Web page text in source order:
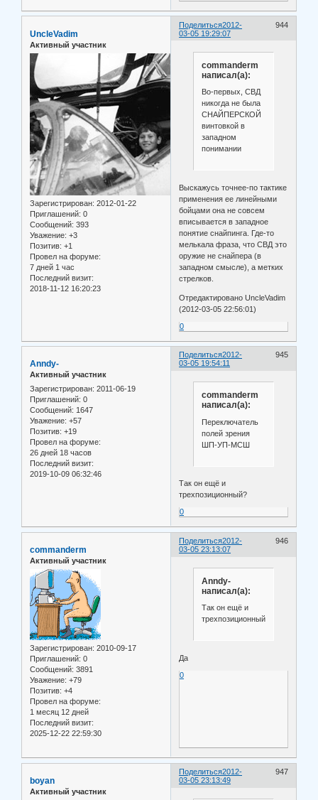
Поделиться 944
2012-
03-05 19:29:07
UncleVadim
Активный участник
Зарегистрирован: 2012-01-22
Приглашений: 0
Сообщений: 393
Уважение: +3
Позитив: +1
Провел на форуме:
7 дней 1 час
Последний визит:
2018-11-12 16:20:23
commanderm
написал(а):
Во-первых, СВД
никогда не была
СНАЙПЕРСКОЙ
винтовкой в
западном
понимании
Выскажусь точнее-по тактике
применения ее линейными
бойцами она не совсем
вписывается в западное
понятие снайпинга. Где-то
мелькала фраза, что СВД это
оружие не снайпера (в
западном смысле), а метких
стрелков.
Отредактировано UncleVadim
(2012-03-05 22:56:01)
0
Поделиться 945
2012-
03-05 19:54:11
Anndy-
Активный участник
Зарегистрирован: 2011-06-19
Приглашений: 0
Сообщений: 1647
Уважение: +57
Позитив: +19
Провел на форуме:
26 дней 18 часов
Последний визит:
2019-10-09 06:32:46
commanderm
написал(а):
Переключатель
полей зрения
ШП-УП-МСШ
Так он ещё и
трехпозиционный?
0
Поделиться 946
2012-
03-05 23:13:07
commanderm
Активный участник
Зарегистрирован: 2010-09-17
Приглашений: 0
Сообщений: 3891
Уважение: +79
Позитив: +4
Провел на форуме:
1 месяц 12 дней
Последний визит:
2025-12-22 22:59:30
Anndy-
написал(а):
Так он ещё и
трехпозиционный?
Да
0
Поделиться 947
2012-
03-05 23:13:49
boyan
Активный участник